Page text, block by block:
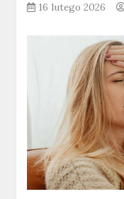
16 lutego 2026